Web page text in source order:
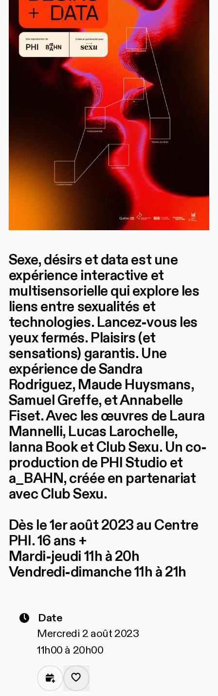
Sexe, désirs et data est une
expérience interactive et
multisensorielle qui explore les
liens entre sexualités et
technologies. Lancez-vous les
yeux fermés. Plaisirs (et
sensations) garantis. Une
expérience de Sandra
Rodriguez, Maude Huysmans,
Samuel Greffe, et Annabelle
Fiset. Avec les œuvres de Laura
Mannelli, Lucas Larochelle,
Ianna Book et Club Sexu. Un co-
production de PHI Studio et
a_BAHN, créée en partenariat
avec Club Sexu.
Dès le 1er août 2023 au Centre
PHI. 16 ans +
Mardi-jeudi 11h à 20h
Vendredi-dimanche 11h à 21h
Date
Mercredi 2 août 2023
11h00 à 20h00